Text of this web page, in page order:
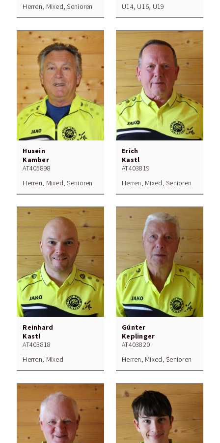
Herren, Mixed, Senioren
U14, U16, U19
Husein
Kamber
AT405898
Herren, Mixed, Senioren
Erich
Kastl
AT403819
Herren, Mixed, Senioren
Reinhard
Kastl
AT403818
Herren, Mixed
Günter
Keplinger
AT403820
Herren, Mixed, Senioren